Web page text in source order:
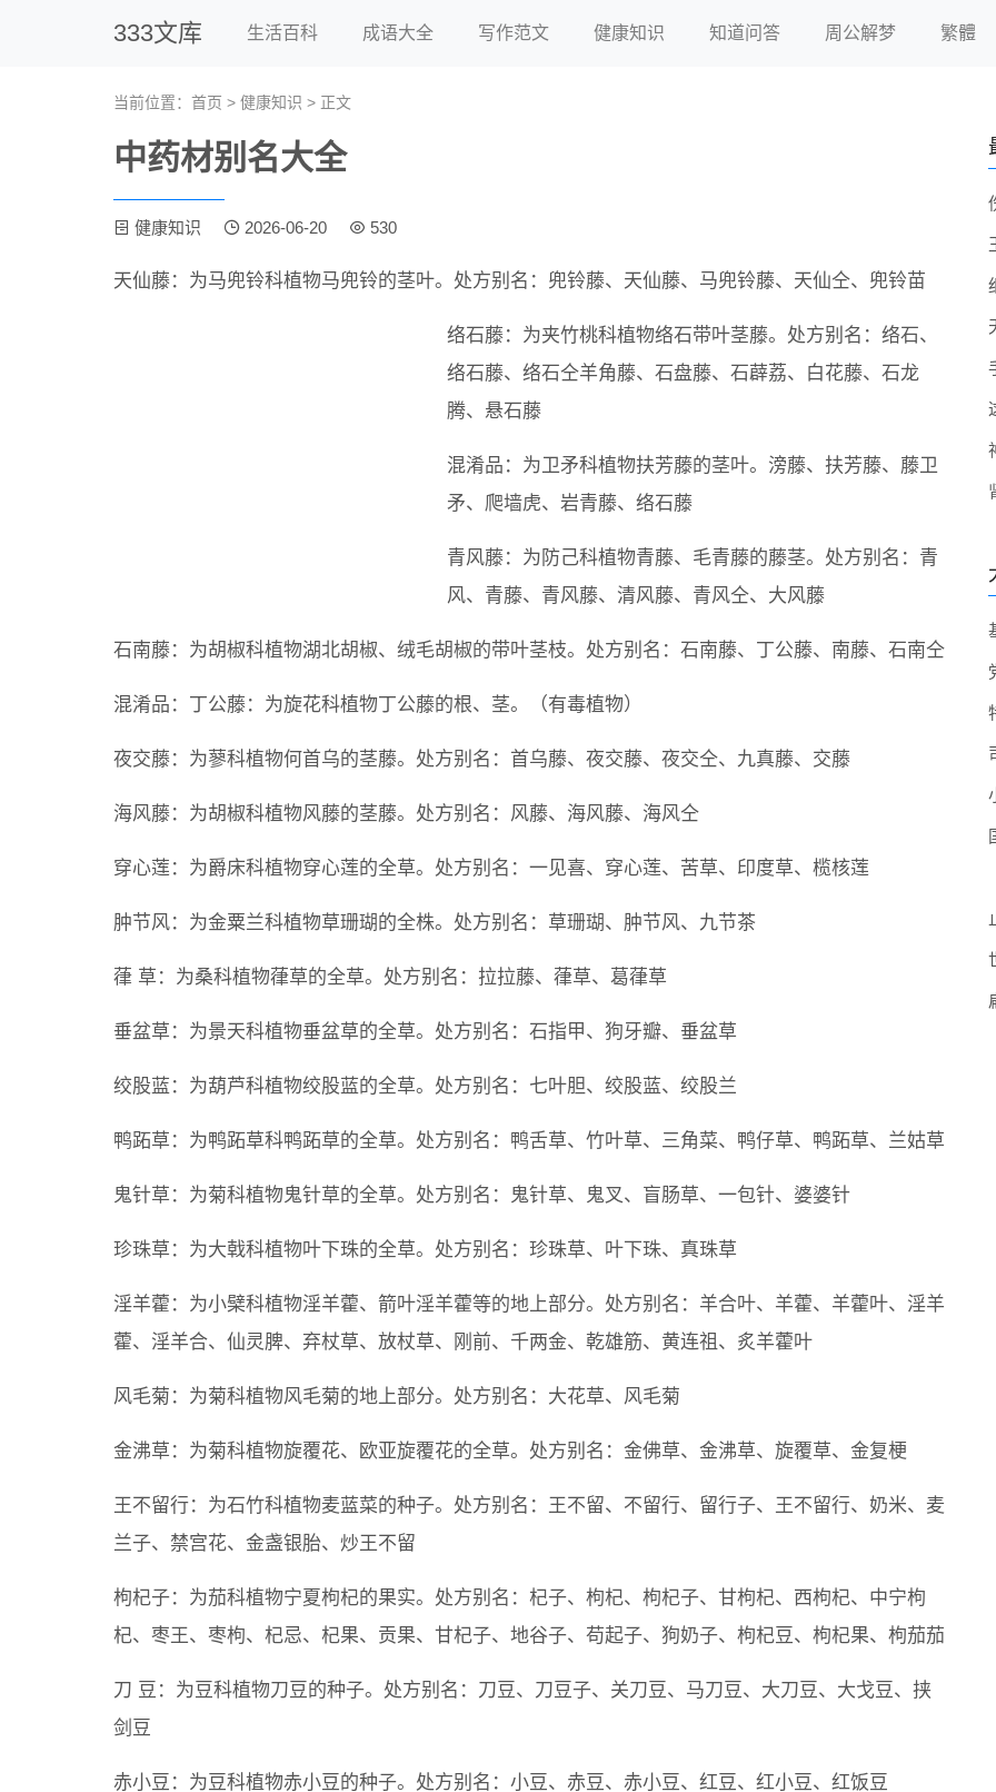
333文库 生活百科 成语大全 写作范文 健康知识 知道问答 周公解梦 繁體
当前位置： 首页 > 健康知识 > 正文
中药材别名大全
健康知识 2026-06-20 530
天仙藤：为马兜铃科植物马兜铃的茎叶。处方别名：兜铃藤、天仙藤、马兜铃藤、天仙仝、兜铃苗
络石藤：为夹竹桃科植物络石带叶茎藤。处方别名：络石、
络石藤、络石仝羊角藤、石盘藤、石薜荔、白花藤、石龙
腾、悬石藤
混淆品：为卫矛科植物扶芳藤的茎叶。滂藤、扶芳藤、藤卫
矛、爬墙虎、岩青藤、络石藤
青风藤：为防己科植物青藤、毛青藤的藤茎。处方别名：青
风、青藤、青风藤、清风藤、青风仝、大风藤
石南藤：为胡椒科植物湖北胡椒、绒毛胡椒的带叶茎枝。处方别名：石南藤、丁公藤、南藤、石南仝
混淆品：丁公藤：为旋花科植物丁公藤的根、茎。（有毒植物）
夜交藤：为蓼科植物何首乌的茎藤。处方别名：首乌藤、夜交藤、夜交仝、九真藤、交藤
海风藤：为胡椒科植物风藤的茎藤。处方别名：风藤、海风藤、海风仝
穿心莲：为爵床科植物穿心莲的全草。处方别名：一见喜、穿心莲、苦草、印度草、榄核莲
肿节风：为金粟兰科植物草珊瑚的全株。处方别名：草珊瑚、肿节风、九节茶
葎 草：为桑科植物葎草的全草。处方别名：拉拉藤、葎草、葛葎草
垂盆草：为景天科植物垂盆草的全草。处方别名：石指甲、狗牙瓣、垂盆草
绞股蓝：为葫芦科植物绞股蓝的全草。处方别名：七叶胆、绞股蓝、绞股兰
鸭跖草：为鸭跖草科鸭跖草的全草。处方别名：鸭舌草、竹叶草、三角菜、鸭仔草、鸭跖草、兰姑草
鬼针草：为菊科植物鬼针草的全草。处方别名：鬼针草、鬼叉、盲肠草、一包针、婆婆针
珍珠草：为大戟科植物叶下珠的全草。处方别名：珍珠草、叶下珠、真珠草
淫羊藿：为小檗科植物淫羊藿、箭叶淫羊藿等的地上部分。处方别名：羊合叶、羊藿、羊藿叶、淫羊
藿、淫羊合、仙灵脾、弃杖草、放杖草、刚前、千两金、乾雄筋、黄连祖、炙羊藿叶
风毛菊：为菊科植物风毛菊的地上部分。处方别名：大花草、风毛菊
金沸草：为菊科植物旋覆花、欧亚旋覆花的全草。处方别名：金佛草、金沸草、旋覆草、金复梗
王不留行：为石竹科植物麦蓝菜的种子。处方别名：王不留、不留行、留行子、王不留行、奶米、麦
兰子、禁宫花、金盏银胎、炒王不留
枸杞子：为茄科植物宁夏枸杞的果实。处方别名：杞子、枸杞、枸杞子、甘枸杞、西枸杞、中宁枸
杞、枣王、枣枸、杞忌、杞果、贡果、甘杞子、地谷子、苟起子、狗奶子、枸杞豆、枸杞果、枸茄茄
刀 豆：为豆科植物刀豆的种子。处方别名：刀豆、刀豆子、关刀豆、马刀豆、大刀豆、大戈豆、挟
剑豆
赤小豆：为豆科植物赤小豆的种子。处方别名：小豆、赤豆、赤小豆、红豆、红小豆、红饭豆